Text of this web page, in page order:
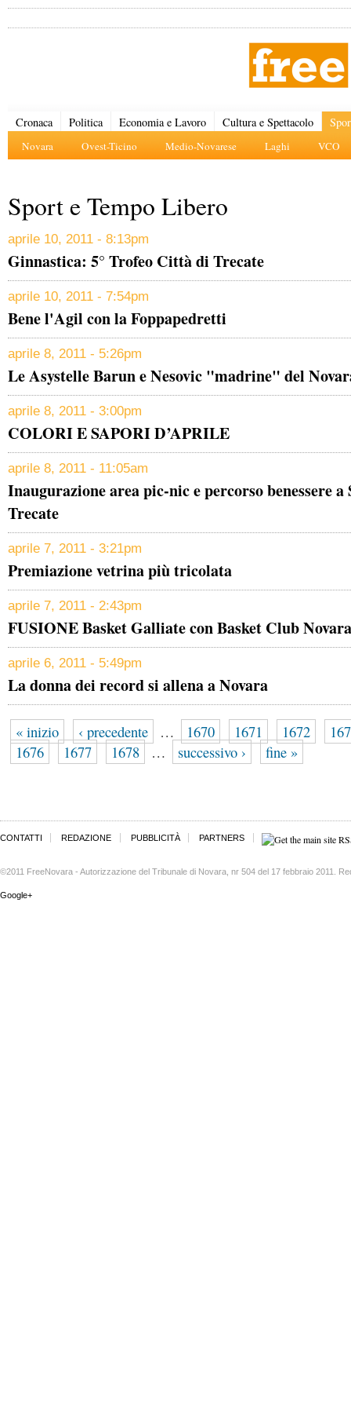
Cronaca Politica Economia e Lavoro Cultura e Spettacolo
Novara Ovest-Ticino Medio-Novarese Laghi VCO
Sport e Tempo Libero
aprile 10, 2011 - 8:13pm
Ginnastica: 5° Trofeo Città di Trecate
aprile 10, 2011 - 7:54pm
Bene l'Agil con la Foppapedretti
aprile 8, 2011 - 5:26pm
Le Asystelle Barun e Nesovic "madrine" del
aprile 8, 2011 - 3:00pm
COLORI E SAPORI D’APRILE
aprile 8, 2011 - 11:05am
Inaugurazione area pic-nic e percorso benessere
Trecate
aprile 7, 2011 - 3:21pm
Premiazione vetrina più tricolata
aprile 7, 2011 - 2:43pm
FUSIONE Basket Galliate con Basket Club
aprile 6, 2011 - 5:49pm
La donna dei record si allena a Novara
« inizio ‹ precedente … 1670 1671 1672
1676
1677 1678 … successivo › fine »
CONTATTI REDAZIONE PUBBLICITÀ PARTNERS
©2011 FreeNovara - Autorizzazione del Tribunale di Novara, nr 504 del 17 febbraio 2011.
Google+